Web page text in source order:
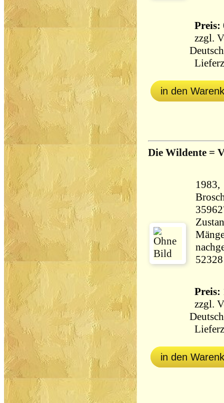
Preis:
zzgl.
in den
Die Wildente =
1983,
52328
Preis:
zzgl.
in den